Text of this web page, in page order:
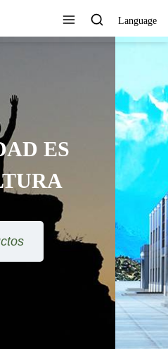
Language
NUEVOS
productos